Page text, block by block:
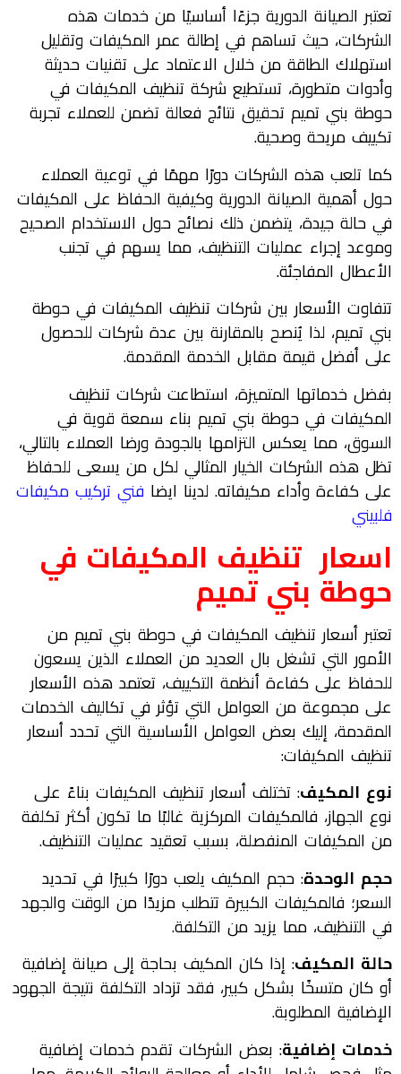
تعتبر الصيانة الدورية جزءًا أساسيًا من خدمات هذه
الشركات، حيث تساهم في إطالة عمر المكيفات وتقليل
استهلاك الطاقة من خلال الاعتماد على تقنيات حديثة
وأدوات متطورة، تستطيع شركة تنظيف المكيفات في
حوطة بني تميم تحقيق نتائج فعالة تضمن للعملاء تجربة
تكييف مريحة وصحية.
كما تلعب هذه الشركات دورًا مهمًا في توعية العملاء
حول أهمية الصيانة الدورية وكيفية الحفاظ على المكيفات
في حالة جيدة، يتضمن ذلك نصائح حول الاستخدام الصحيح
وموعد إجراء عمليات التنظيف، مما يسهم في تجنب
الأعطال المفاجئة.
تتفاوت الأسعار بين شركات تنظيف المكيفات في حوطة
بني تميم، لذا يُنصح بالمقارنة بين عدة شركات للحصول
على أفضل قيمة مقابل الخدمة المقدمة.
بفضل خدماتها المتميزة، استطاعت شركات تنظيف
المكيفات في حوطة بني تميم بناء سمعة قوية في
السوق، مما يعكس التزامها بالجودة ورضا العملاء بالتالي،
تظل هذه الشركات الخيار المثالي لكل من يسعى للحفاظ
على كفاءة وأداء مكيفاته. لدينا ايضا فني تركيب مكيفات
فلبيني
اسعار تنظيف المكيفات في
حوطة بني تميم
تعتبر أسعار تنظيف المكيفات في حوطة بني تميم من
الأمور التي تشغل بال العديد من العملاء الذين يسعون
للحفاظ على كفاءة أنظمة التكييف، تعتمد هذه الأسعار
على مجموعة من العوامل التي تؤثر في تكاليف الخدمات
المقدمة، إليك بعض العوامل الأساسية التي تحدد أسعار
تنظيف المكيفات:
نوع المكيف: تختلف أسعار تنظيف المكيفات بناءً على
نوع الجهاز، فالمكيفات المركزية غالبًا ما تكون أكثر تكلفة
من المكيفات المنفصلة، بسبب تعقيد عمليات التنظيف.
حجم الوحدة: حجم المكيف يلعب دورًا كبيرًا في تحديد
السعر؛ فالمكيفات الكبيرة تتطلب مزيدًا من الوقت والجهد
في التنظيف، مما يزيد من التكلفة.
حالة المكيف: إذا كان المكيف بحاجة إلى صيانة إضافية
أو كان متسخًا بشكل كبير، فقد تزداد التكلفة نتيجة الجهود
الإضافية المطلوبة.
خدمات إضافية: بعض الشركات تقدم خدمات إضافية